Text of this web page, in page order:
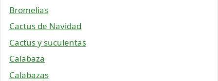
Bromelias
Cactus de Navidad
Cactus y suculentas
Calabaza
Calabazas